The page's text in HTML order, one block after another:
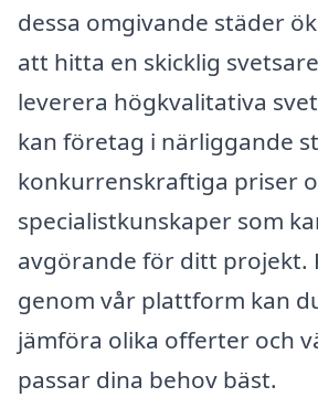
dessa omgivande städer
att hitta en skicklig
leverera högkvalitativa
kan företag i närliggande
konkurrenskraftiga priser
specialistkunskaper som
avgörande för ditt projekt.
genom vår plattform kan
jämföra olika offerter och
passar dina behov bäst.